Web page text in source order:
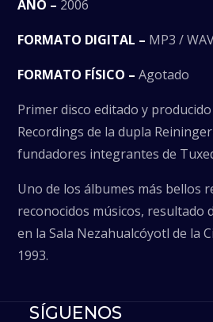
AÑO – 2006
FORMATO DIGITAL – MP3 /
FORMATO FÍSICO – Agotado
Primer disco editado y
Recordings de la dupla
fundadores integrantes de
Uno de los álbumes más bellos
reconocidos músicos, resultado
en la Sala Nezahualcóyotl de la
1993.
SÍGUENOS